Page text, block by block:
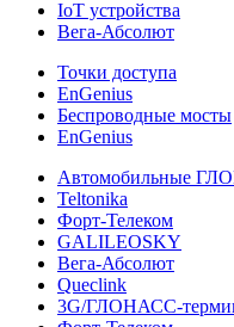
IoT устройства
Вега-Абсолют
Точки доступа
EnGenius
Беспроводные мосты
EnGenius
Автомобильные
Teltonika
Форт-Телеком
GALILEOSKY
Вега-Абсолют
Queclink
3G/ГЛОНАСС-